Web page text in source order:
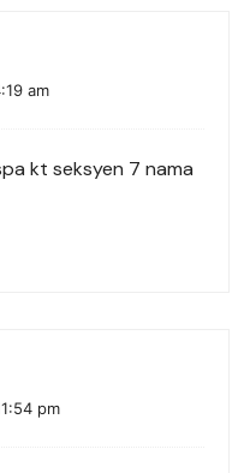
am
kt seksyen 7 nama
pm